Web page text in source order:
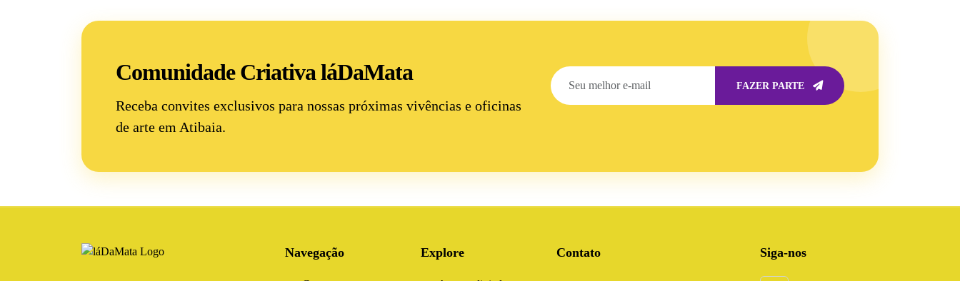
Comunidade Criativa láDaMata
Receba convites exclusivos para nossas próximas vivências e oficinas
de arte em Atibaia.
FAZER PARTE
Navegação Explore Contato Siga-nos